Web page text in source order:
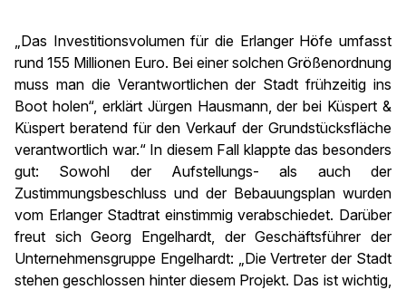
„Das Investitionsvolumen für die Erlanger Höfe umfasst
rund 155 Millionen Euro. Bei einer solchen Größenordnung
muss man die Verantwortlichen der Stadt frühzeitig ins
Boot holen“, erklärt Jürgen Hausmann, der bei Küspert &
Küspert beratend für den Verkauf der Grundstücksfläche
verantwortlich war.“ In diesem Fall klappte das besonders
gut: Sowohl der Aufstellungs- als auch der
Zustimmungsbeschluss und der Bebauungsplan wurden
vom Erlanger Stadtrat einstimmig verabschiedet. Darüber
freut sich Georg Engelhardt, der Geschäftsführer der
Unternehmensgruppe Engelhardt: „Die Vertreter der Stadt
stehen geschlossen hinter diesem Projekt. Das ist wichtig,